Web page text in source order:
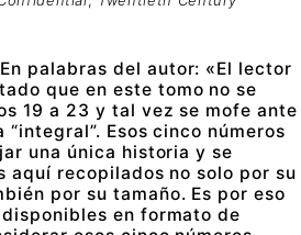
palabras del autor: «El lector
que en este tomo no se
19 a 23 y tal vez se mofe ante
Esos cinco números
una única historia y se
aquí recopilados no solo por su
por su tamaño. Es por eso
en formato de